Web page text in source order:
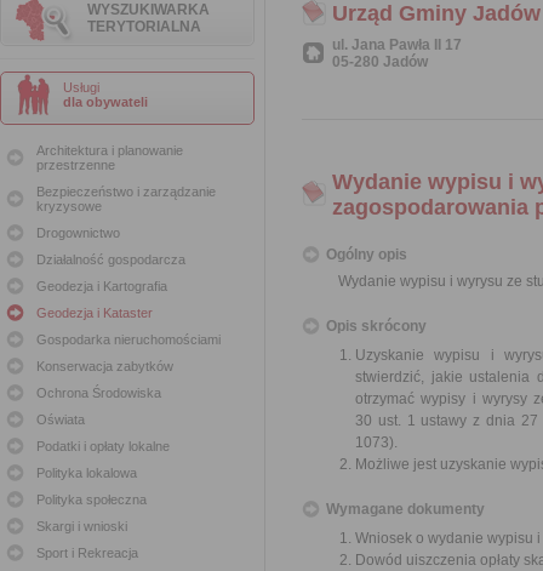
WYSZUKIWARKA
TERYTORIALNA
Usługi
dla obywateli
Architektura i planowanie
przestrzenne
Bezpieczeństwo i zarządzanie
kryzysowe
Drogownictwo
Działalność gospodarcza
Geodezja i Kartografia
Geodezja i Kataster
Gospodarka nieruchomościami
Konserwacja zabytków
Ochrona Środowiska
Oświata
Podatki i opłaty lokalne
Polityka lokalowa
Polityka społeczna
Skargi i wnioski
Sport i Rekreacja
Urząd Gminy Jadów
ul. Jana Pawła II 17
05-280 Jadów
Wydanie wypisu i
zagospodarowania
Ogólny opis
Wydanie wypisu i wyrysu ze
Opis skrócony
Uzyskanie wypisu i
stwierdzić, jakie ustalenia
otrzymać wypisy i wyrysy
30 ust. 1 ustawy z dnia 27
1073).
Możliwe jest uzyskanie
Wymagane dokumenty
Wniosek o wydanie wypisu
Dowód uiszczenia opłaty